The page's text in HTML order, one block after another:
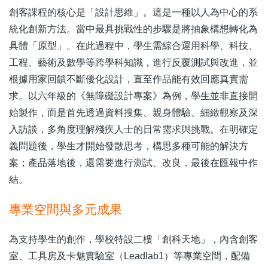
創客課程的核心是「設計思維」。這是一種以人為中心的系
統化創新方法。當中最具挑戰性的步驟是將抽象構想轉化為
具體「原型」。在此過程中，學生需綜合運用科學、科技、
工程、藝術及數學等跨學科知識，進行反覆測試與改進，並
根據用家回饋不斷優化設計，直至作品能有效回應真實需
求。以六年級的《無障礙設計專案》為例，學生並非直接開
始製作，而是首先透過資料搜集、親身體驗、細緻觀察及深
入訪談，多角度理解殘疾人士的日常需求與挑戰。在明確定
義問題後，學生才開始發散思考，構思多種可能的解決方
案；產品落地後，還需要進行測試、改良，最後在匯報中作
結。
專業空間與多元成果
為支持學生的創作，學校特設二樓「創科天地」，內含創客
室、工具房及卡魅實驗室（Leadlab1）等專業空間，配備